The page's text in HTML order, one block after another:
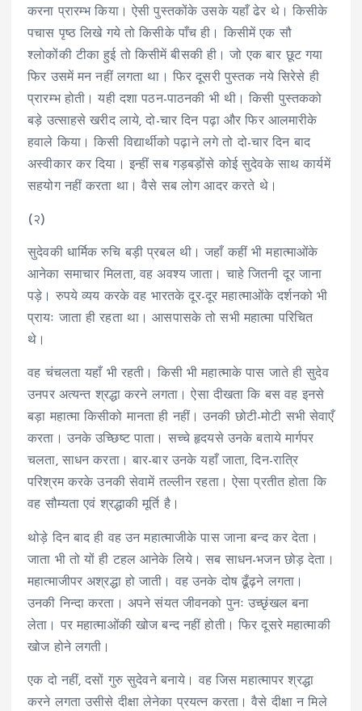
करना प्रारम्भ किया। ऐसी पुस्तकोंके उसके यहाँ ढेर थे। किसीके
पचास पृष्ठ लिखे गये तो किसीके पाँच ही। किसीमें एक सौ
श्लोकोंकी टीका हुई तो किसीमें बीसकी ही। जो एक बार छूट गया
फिर उसमें मन नहीं लगता था। फिर दूसरी पुस्तक नये सिरेसे ही
प्रारम्भ होती। यही दशा पठन-पाठनकी भी थी। किसी पुस्तकको
बड़े उत्साहसे खरीद लाये, दो-चार दिन पढ़ा और फिर आलमारीके
हवाले किया। किसी विद्यार्थीको पढ़ाने लगे तो दो-चार दिन बाद
अस्वीकार कर दिया। इन्हीं सब गड़बड़ोंसे कोई सुदेवके साथ कार्यमें
सहयोग नहीं करता था। वैसे सब लोग आदर करते थे।
(२)
सुदेवकी धार्मिक रुचि बड़ी प्रबल थी। जहाँ कहीं भी महात्माओंके
आनेका समाचार मिलता, वह अवश्य जाता। चाहे जितनी दूर जाना
पड़े। रुपये व्यय करके वह भारतके दूर-दूर महात्माओंके दर्शनको भी
प्रायः जाता ही रहता था। आसपासके तो सभी महात्मा परिचित
थे।
वह चंचलता यहाँ भी रहती। किसी भी महात्माके पास जाते ही सुदेव
उनपर अत्यन्त श्रद्धा करने लगता। ऐसा दीखता कि बस वह इनसे
बड़ा महात्मा किसीको मानता ही नहीं। उनकी छोटी-मोटी सभी सेवाएँ
करता। उनके उच्छिष्ट पाता। सच्चे हृदयसे उनके बताये मार्गपर
चलता, साधन करता। बार-बार उनके यहाँ जाता, दिन-रात्रि
परिश्रम करके उनकी सेवामें तल्लीन रहता। ऐसा प्रतीत होता कि
वह सौम्यता एवं श्रद्धाकी मूर्ति है।
थोड़े दिन बाद ही वह उन महात्माजीके पास जाना बन्द कर देता।
जाता भी तो यों ही टहल आनेके लिये। सब साधन-भजन छोड़ देता।
महात्माजीपर अश्रद्धा हो जाती। वह उनके दोष ढूँढ़ने लगता।
उनकी निन्दा करता। अपने संयत जीवनको पुनः उच्छृंखल बना
लेता। पर महात्माओंकी खोज बन्द नहीं होती। फिर दूसरे महात्माकी
खोज होने लगती।
एक दो नहीं, दसों गुरु सुदेवने बनाये। वह जिस महात्मापर श्रद्धा
करने लगता उसीसे दीक्षा लेनेका प्रयत्न करता। वैसे दीक्षा न मिले